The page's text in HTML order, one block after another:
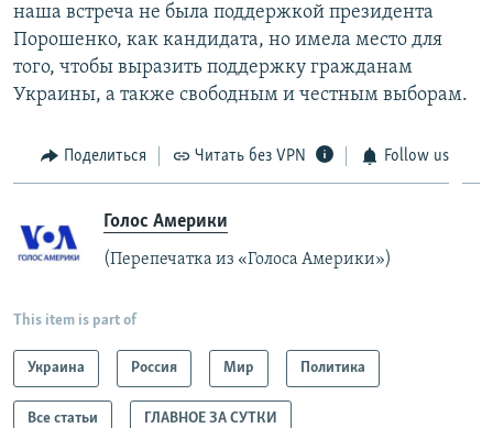
наша встреча не была поддержкой президента
Порошенко, как кандидата, но имела место для
того, чтобы выразить поддержку гражданам
Украины, а также свободным и честным выборам.
Поделиться Читать без VPN Follow us
Голос Америки
(Перепечатка из «Голоса Америки»)
This item is part of
Украина Россия Мир Политика
Все статьи ГЛАВНОЕ ЗА СУТКИ